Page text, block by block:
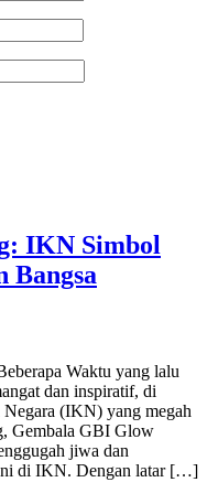
IKN Simbol
Bangsa
Waktu yang lalu
dan inspiratif, di
(IKN) yang megah
Gembala GBI Glow
jiwa dan
di IKN. Dengan latar […]